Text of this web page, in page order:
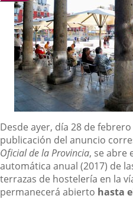
Descripción
Desde ayer, día 28 de
publicación del anuncio
Oficial de la Provincia, se abre
automática anual (2017) de
terrazas de hostelería en la
permanecerá abierto hasta